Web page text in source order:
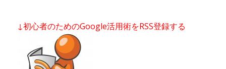
↓初心者のためのGoogle活用術をRSS登録する